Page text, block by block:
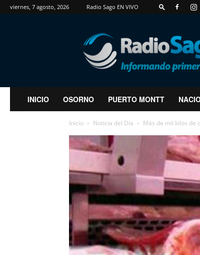
viernes, 7 agosto, 2026 Radio Sago EN VIVO
RadioSago
INICIO OSORNO PUERTO MONTT
Inicio Noticia del Día Más de mil kilos de